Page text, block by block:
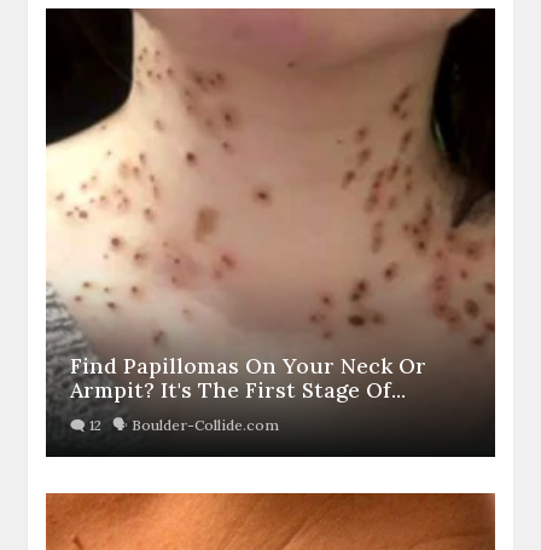
Find Papillomas On Your Neck Or
Armpit? It's The First Stage Of...